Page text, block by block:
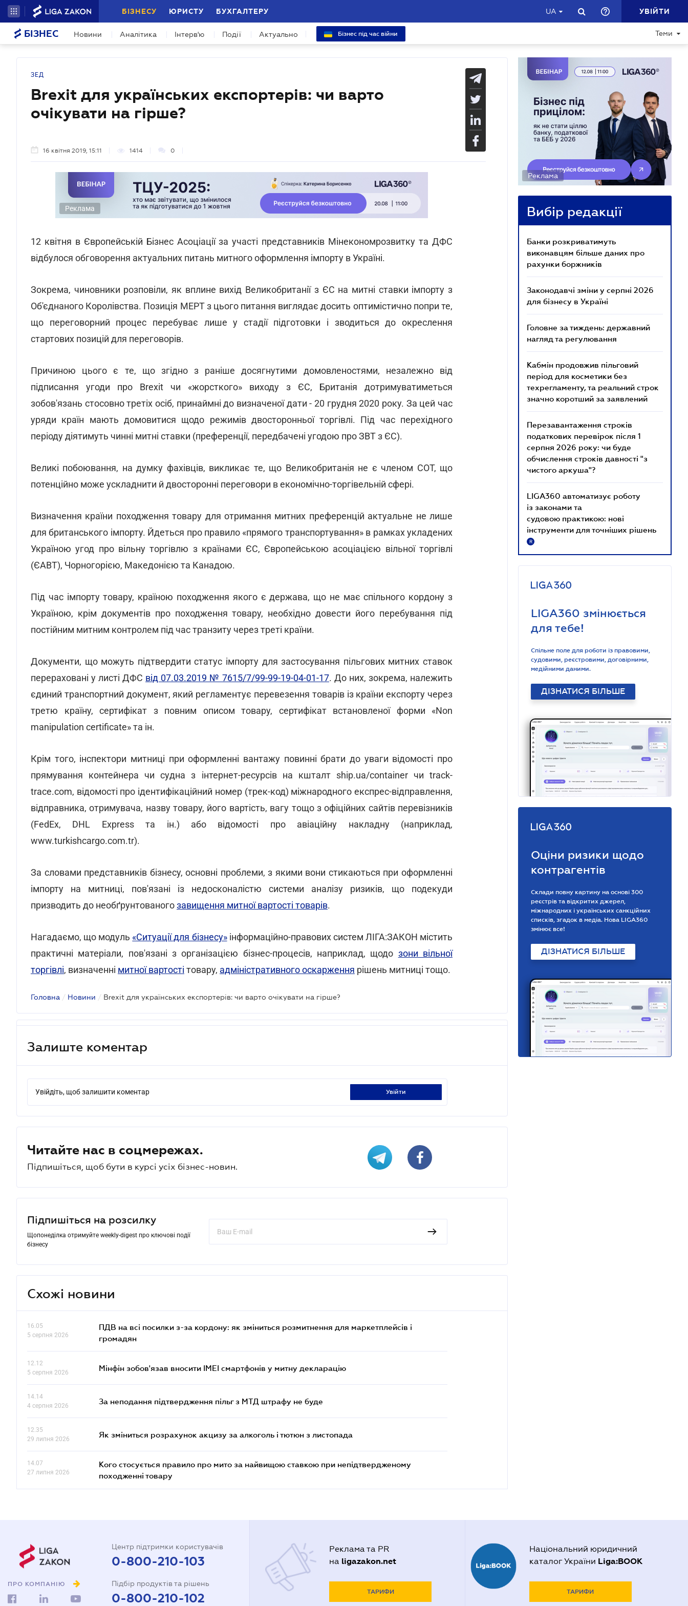
БІЗНЕСУ ЮРИСТУ БУХГАЛТЕРУ UA УВІЙТИ
БІЗНЕС Новини Аналітика Інтерв'ю Події Актуально Бізнес під час війни Теми
ЗЕД
Brexit для українських експортерів: чи варто
очікувати на гірше?
16 квітня 2019, 15:11 1414 0
Реклама
12 квітня в Європейській Бізнес Асоціації за участі представників Мінекономрозвитку та ДФС
відбулося обговорення актуальних питань митного оформлення імпорту в Україні.
Зокрема, чиновники розповіли, як вплине вихід Великобританії з ЄС на митні ставки імпорту з
Об'єднаного Королівства. Позиція МЕРТ з цього питання виглядає досить оптимістично попри те,
що переговорний процес перебуває лише у стадії підготовки і зводиться до окреслення
стартових позицій для переговорів.
Причиною цього є те, що згідно з раніше досягнутими домовленостями, незалежно від
підписання угоди про Brexit чи «жорсткого» виходу з ЄС, Британія дотримуватиметься
зобов'язань стосовно третіх осіб, принаймні до визначеної дати - 20 грудня 2020 року. За цей час
уряди країн мають домовитися щодо режимів двосторонньої торгівлі. Під час перехідного
періоду діятимуть чинні митні ставки (преференції, передбачені угодою про ЗВТ з ЄС).
Великі побоювання, на думку фахівців, викликає те, що Великобританія не є членом СОТ, що
потенційно може ускладнити й двосторонні переговори в економічно-торгівельній сфері.
Визначення країни походження товару для отримання митних преференцій актуальне не лише
для британського імпорту. Йдеться про правило «прямого транспортування» в рамках укладених
Україною угод про вільну торгівлю з країнами ЄС, Європейською асоціацією вільної торгівлі
(ЄАВТ), Чорногорією, Македонією та Канадою.
Під час імпорту товару, країною походження якого є держава, що не має спільного кордону з
Україною, крім документів про походження товару, необхідно довести його перебування під
постійним митним контролем під час транзиту через треті країни.
Документи, що можуть підтвердити статус імпорту для застосування пільгових митних ставок
перераховані у листі ДФС від 07.03.2019 № 7615/7/99-99-19-04-01-17. До них, зокрема, належить
єдиний транспортний документ, який регламентує перевезення товарів із країни експорту через
третю країну, сертифікат з повним описом товару, сертифікат встановленої форми «Non
manipulation certificate» та ін.
Крім того, інспектори митниці при оформленні вантажу повинні брати до уваги відомості про
прямування контейнера чи судна з інтернет-ресурсів на кшталт ship.ua/container чи track-
trace.com, відомості про ідентифікаційний номер (трек-код) міжнародного експрес-відправлення,
відправника, отримувача, назву товару, його вартість, вагу тощо з офіційних сайтів перевізників
(FedEx, DHL Express та ін.) або відомості про авіаційну накладну (наприклад,
www.turkishcargo.com.tr).
За словами представників бізнесу, основні проблеми, з якими вони стикаються при оформленні
імпорту на митниці, пов'язані із недосконалістю системи аналізу ризиків, що подекуди
призводить до необґрунтованогозавищення митної вартості товарів.
Нагадаємо, що модуль «Ситуації для бізнесу»інформаційно-правових систем ЛІГА:ЗАКОН містить
практичні матеріали, пов'язані з організацією бізнес-процесів, наприклад, щодо зони вільної
торгівлі, визначенні митної вартості товару, адміністративного оскарження рішень митниці тощо.
Головна / Новини / Brexit для українських експортерів: чи варто очікувати на гірше?
Залиште коментар
Увійдіть, щоб залишити коментар увійти
Читайте нас в соцмережах.
Підпишіться, щоб бути в курсі усіх бізнес-новин.
Підпишіться на розсилку
Щопонеділка отримуйте weekly-digest про ключові події
бізнесу
Схожі новини
16.05
5 серпня 2026
ПДВ на всі посилки з-за кордону: як зміниться розмитнення для маркетплейсів і
громадян
12.12
5 серпня 2026
Мінфін зобов'язав вносити IMEI смартфонів у митну декларацію
14.14
4 серпня 2026
За неподання підтвердження пільг з МТД штрафу не буде
12.35
29 липня 2026
Як зміниться розрахунок акцизу за алкоголь і тютюн з листопада
14.07
27 липня 2026
Кого стосується правило про мито за найвищою ставкою при непідтвердженому
походженні товару
Реклама
Вибір редакції
Банки розкриватимуть
виконавцям більше даних про
рахунки боржників
Законодавчі зміни у серпні 2026
для бізнесу в Україні
Головне за тиждень: державний
нагляд та регулювання
Кабмін продовжив пільговий
період для косметики без
техрегламенту, та реальний строк
значно коротший за заявлений
Перезавантаження строків
податкових перевірок після 1
серпня 2026 року: чи буде
обчислення строків давності "з
чистого аркуша"?
LIGA360 автоматизує роботу
із законами та
судовою практикою: нові
інструменти для точніших рішень
R
LIGA360 змінюється
для тебе!
Спільне поле для роботи із правовими,
судовими, реєстровими, договірними,
медійними даними.
ДІЗНАТИСЯ БІЛЬШЕ
Оціни ризики щодо
контрагентів
Склади повну картину на основі 300
реєстрів та відкритих джерел,
міжнародних і українських санкційних
списків, згадок в медіа. Нова LIGA360
змінює все!
ДІЗНАТИСЯ БІЛЬШЕ
ПРО КОМПАНІЮ
Центр підтримки користувачів
0-800-210-103
Підбір продуктів та рішень
0-800-210-102
Реклама та PR
на ligazakon.net
ТАРИФИ
Національний юридичний
каталог України Liga:BOOK
ТАРИФИ